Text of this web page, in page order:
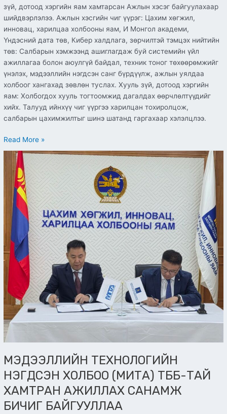
зүй, дотоод хэргийн яам хамтарсан Ажлын хэсэг байгуулахаар
шийдвэрлэлээ. Ажлын хэсгийн чиг үүрэг: Цахим хөгжил,
инновац, харилцаа холбооны яам, И Монгол академи,
Үндэсний дата төв, Кибер халдлага, зөрчилтэй тэмцэх нийтийн
төв: Салбарын хэмжээнд ашиглагдаж буй системийн үйл
ажиллагаа болон аюулгүй байдал, техник тоног төхөөрөмжийг
үнэлэх, мэдээллийн нэгдсэн санг бүрдүүлж, ажлын уялдаа
холбоог хангахад зөвлөн туслах. Хууль зүй, дотоод хэргийн
яам: Холбогдох хууль тогтоомжид дагалдах өөрчлөлтүүдийг
хийх. Талууд ийнхүү чиг үүргээ харилцан тохиролцож,
салбарын цахимжилтыг шинэ шатанд гаргахаар хэлэлцлээ.
Read More »
МЭДЭЭЛЛИЙН ТЕХНОЛОГИЙН
НЭГДСЭН ХОЛБОО (МИТА) ТББ-ТАЙ
ХАМТРАН АЖИЛЛАХ САНАМЖ
БИЧИГ БАЙГУУЛЛАА
МЭДЭЭЛЛИЙН
ТЕХНОЛОГИЙН
НЭГДСЭН
ХОЛБОО
(МИТА)
ТББ-
ХАМТРАН
АЖИЛЛАХ
САНАМЖ
БИЧИГ
БАЙГУУЛЛАА